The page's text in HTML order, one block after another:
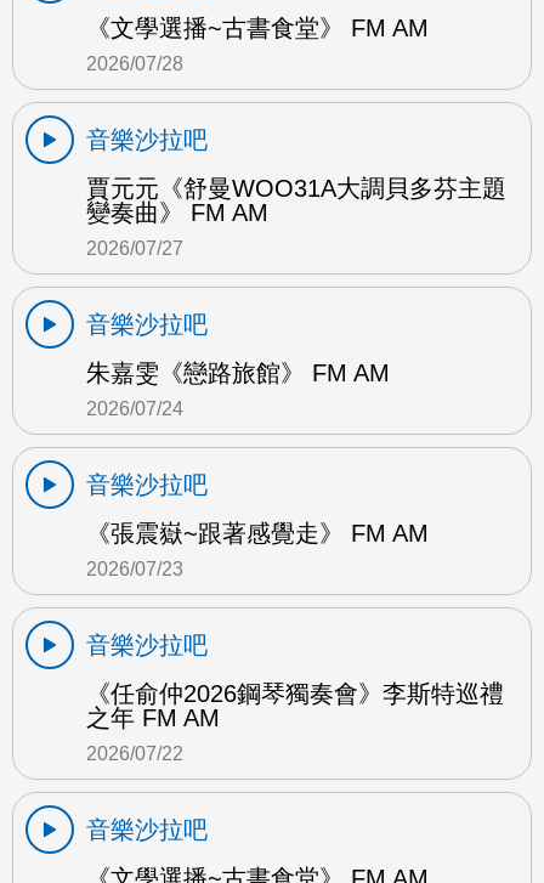
《文學選播~古書食堂》 FM AM
2026/07/28
音樂沙拉吧
賈元元《舒曼WOO31A大調貝多芬主題
變奏曲》 FM AM
2026/07/27
音樂沙拉吧
朱嘉雯《戀路旅館》 FM AM
2026/07/24
音樂沙拉吧
《張震嶽~跟著感覺走》 FM AM
2026/07/23
音樂沙拉吧
《任俞仲2026鋼琴獨奏會》李斯特巡禮
之年 FM AM
2026/07/22
音樂沙拉吧